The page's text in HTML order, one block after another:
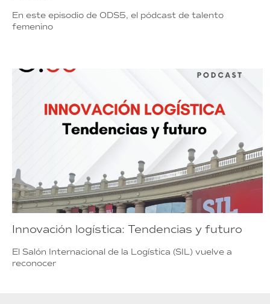
En este episodio de ODS5, el pódcast de talento
femenino
Innovación logística: Tendencias y futuro
El Salón Internacional de la Logística (SIL) vuelve a
reconocer